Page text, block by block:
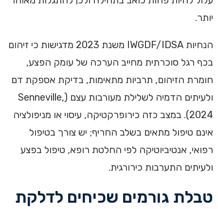
יותר.
הנחיות IWGDF/IDSA משנת 2023 מדגישות כי זיהום
בכף רגל סוכרתית מחייב הערכה של עומק הפצע,
חומרת הזיהום, תרביות מתאימות, בדיקת אספקת דם
ולעיתים הדמיה לשלילת מעורבות עצם (Senneville,
2024). במצב כזה כירופרקטיקה, עיסוי או מניפולציה
אינם טיפול מתאים בשלב החריף; יש צורך בטיפול
רפואי, אנטיביוטיקה לפי החלטת רופא, טיפול בפצע
ולעיתים התערבות כירורגית.
טבלת גורמים שכיחים לדלקת